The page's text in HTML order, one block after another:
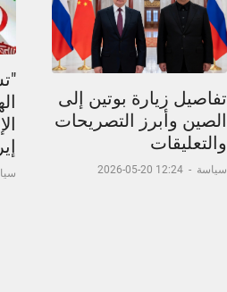
تفاصيل زيارة بوتين إلى
الصين وأبرز التصريحات
والتعليقات
سياسة -
12:24 20-05-2026